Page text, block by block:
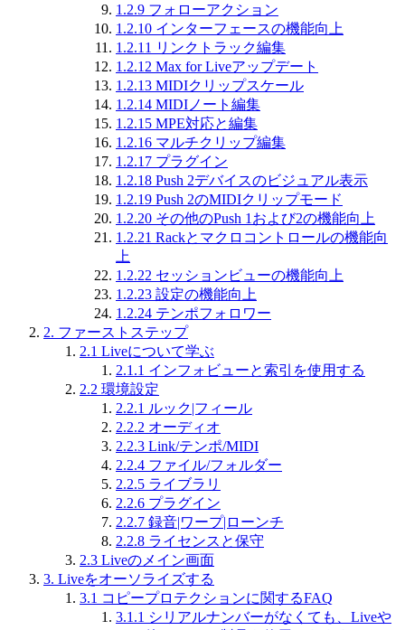
1.2.9 フォローアクション
1.2.10 インターフェースの機能向上
1.2.11 リンクトラック編集
1.2.12 Max for Liveアップデート
1.2.13 MIDIクリップスケール
1.2.14 MIDIノート編集
1.2.15 MPE対応と編集
1.2.16 マルチクリップ編集
1.2.17 プラグイン
1.2.18 Push 2デバイスのビジュアル表示
1.2.19 Push 2のMIDIクリップモード
1.2.20 その他のPush 1および2の機能向上
1.2.21 Rackとマクロコントロールの機能向
上
1.2.22 セッションビューの機能向上
1.2.23 設定の機能向上
1.2.24 テンポフォロワー
2. ファーストステップ
2.1 Liveについて学ぶ
2.1.1 インフォビューと索引を使用する
2.2 環境設定
2.2.1 ルック|フィール
2.2.2 オーディオ
2.2.3 Link/テンポ/MIDI
2.2.4 ファイル/フォルダー
2.2.5 ライブラリ
2.2.6 プラグイン
2.2.7 録音|ワープ|ローンチ
2.2.8 ライセンスと保守
2.3 Liveのメイン画面
3. Liveをオーソライズする
3.1 コピープロテクションに関するFAQ
3.1.1 シリアルナンバーがなくても、Liveや